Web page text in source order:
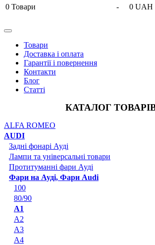
0 Товари -
0 UAH
Товари
Доставка і оплата
Гарантії і повернення
Контакти
Блог
Статті
КАТАЛОГ
ALFA ROMEO
AUDI
Задні фонарі Ауді
Лампи та універсальні товари
Протитуманні фари Ауді
Фари на Ауді, Фари Audi
100
80/90
A1
A2
A3
A4